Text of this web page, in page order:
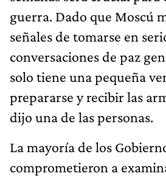
guerra. Dado que Moscú
señales de tomarse en
conversaciones de paz
solo tiene una pequeña
prepararse y recibir las
dijo una de las personas.
La mayoría de los
comprometieron a